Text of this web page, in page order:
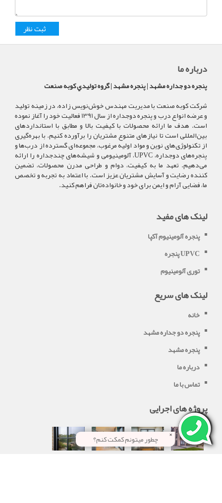
درباره ما
پنجره دو جداره مشهد | پنجره مشهد | گروه توليدي کوبه صنعت
شرکت کوبه صنعت با مدیریت مهندس خوش‌نویس زاده، در زمینه تولید
و عرضه انواع درب و پنجره دوجداره از سال 1391 فعالیت خود را آغاز نموده
است. هدف ما ارائه محصولات با کیفیت بالا و مطابق با استانداردهای
بین‌المللی است تا نیازهای متنوع مشتریان را برآورده کنیم. با بهره‌گیری
از تکنولوژی‌های نوین و مواد اولیه مرغوب، مجموعه‌ای گسترده از درب‌ها و
پنجره‌های دوجداره، UPVC، آلومینیومی و شیشه‌های چندجداره را ارائه
می‌دهیم. تعهد ما به کیفیت، دوام و طراحی مدرن محصولات، تضمین
کننده رضایت و آسایش مشتریان عزیز است. با اعتماد به تجربه و تخصص
ما، فضایی آرام و ایمن برای خود و خانواده‌تان فراهم کنید.
لینک های مفید
پنجره آلومینیوم آکپا
پنجره UPVC
توری آلومینیوم
لینک های سریع
خانه
پنجره دو جداره مشهد
پنجره مشهد
درباره ما
تماس با ما
پروژه های اجرایی
× چطور میتونم کمکت کنم؟